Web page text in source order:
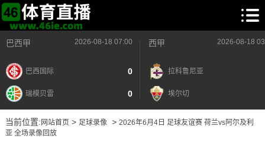
巴西甲 2026-08-18 07:00
巴西国际 0
瑞模贝雷 0
西甲 2026-08-18
拉科鲁尼亚
埃尔切
当前位置: 网站首页> 足球录像 > 2026年6月4日 足球友谊赛 荷兰vs阿尔及利
亚 全场录像回放